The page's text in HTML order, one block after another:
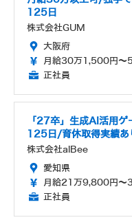
125日
株式会社GUM
大阪府
月給30万1,500円～
正社員
「27卒」生成AI活用ゲ
125日/育休取得実績あ
株式会社alBee
愛知県
月給21万9,800円～
正社員